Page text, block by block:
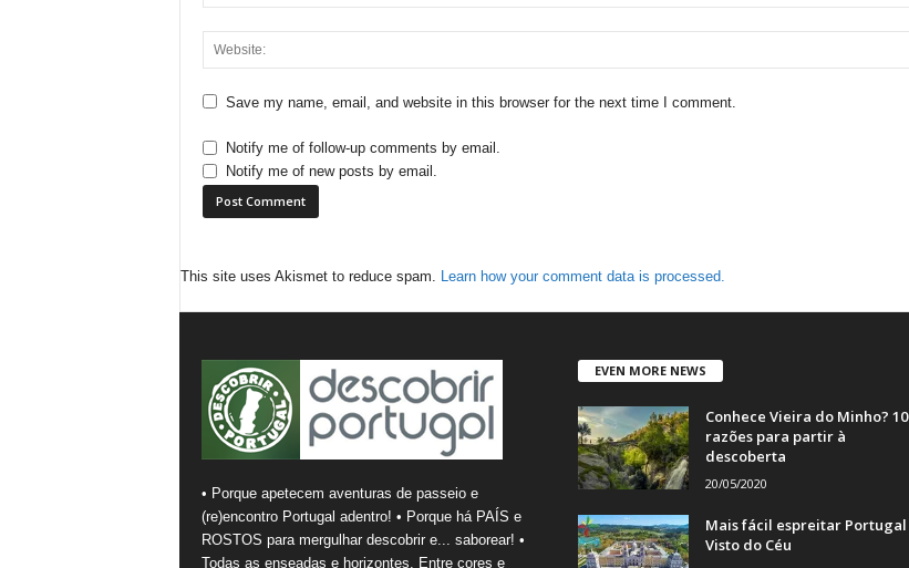
Save my name, email, and website in this browser for the next time I comment.
Notify me of follow-up comments by email.
Notify me of new posts by email.
This site uses Akismet to reduce spam. Learn how your comment data is processed.
• Porque apetecem aventuras de passeio e
(re)encontro Portugal adentro! • Porque há PAÍS e
ROSTOS para mergulhar descobrir e... saborear! •
Todas as enseadas e horizontes. Entre cores e
EVEN MORE NEWS
Conhece Vieira do Minho? 10
razões para partir à
descoberta
20/05/2020
Mais fácil espreitar Portugal
Visto do Céu